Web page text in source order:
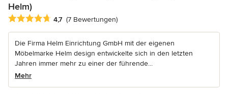
Helm)
Durchschnittliche Bewertung: 4.7 von 5 Sternen
4,7 (7 Bewertungen)
Die Firma Helm Einrichtung GmbH mit der eigenen
Möbelmarke Helm design entwickelte sich in den letzten
Jahren immer mehr zu einer der führende...
Mehr